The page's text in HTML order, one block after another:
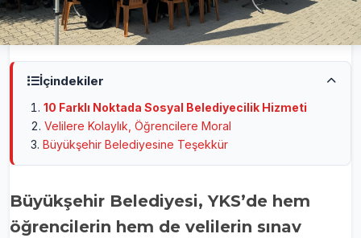
İçindekiler
10 Farklı Noktada Sosyal Belediyecilik Hizmeti
Velilere Kolaylık, Öğrencilere Moral
Büyükşehir Belediyesine Teşekkür
Büyükşehir Belediyesi, YKS’de hem
öğrencilerin hem de velilerin sınav